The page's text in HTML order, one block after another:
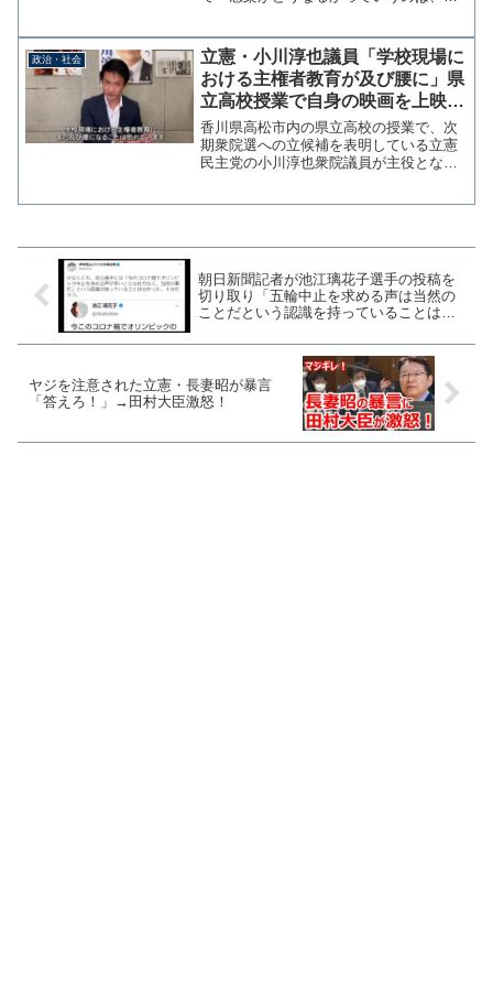
表代行から批判の声が上がっている。
この件について共同通...
政治・社会
立憲・小川淳也議員「学校現場に
おける主権者教育が及び腰に」県
立高校授業で自身の映画を上映し
た教員を無理筋の擁護
香川県高松市内の県立高校の授業で、次
期衆院選への立候補を表明している立憲
民主党の小川淳也衆院議員が主役となっ
朝日新聞記者が池江璃花子選手の投稿を
切り取り「五輪中止を求める声は当然の
ことだという認識を持っていることは分
ヤジを注意された立憲・長妻昭が暴言
「答えろ！」→田村大臣激怒！